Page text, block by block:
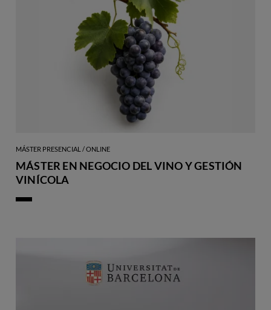
MÁSTER PRESENCIAL / ONLINE
MÁSTER EN NEGOCIO DEL VINO Y GESTIÓN
VINÍCOLA